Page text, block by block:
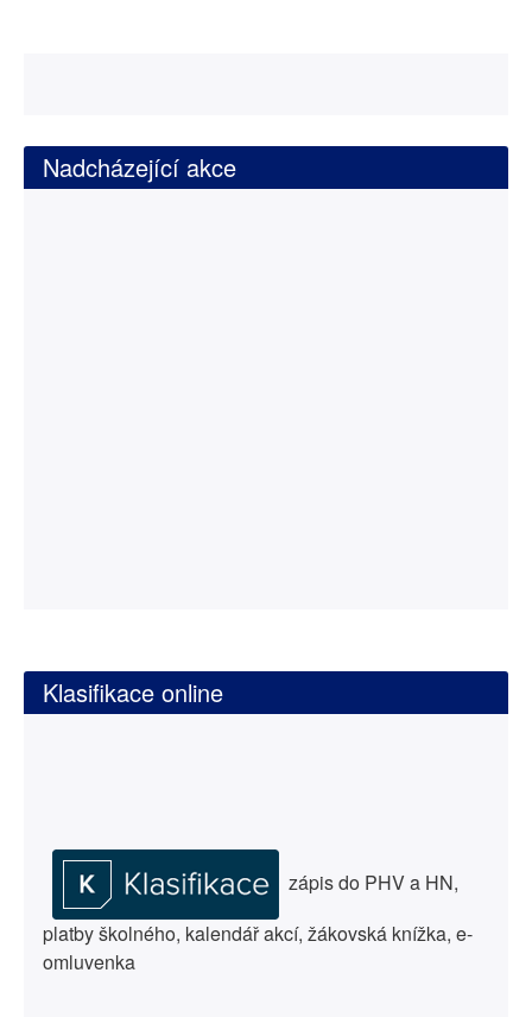
Nadcházející akce
Klasifikace online
zápis do PHV a HN,
platby školného, kalendář akcí, žákovská knížka, e-
omluvenka